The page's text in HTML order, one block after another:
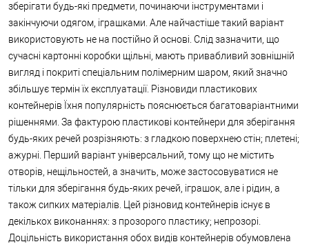
зберігати будь-які предмети, починаючи інструментами і
закінчуючи одягом, іграшками. Але найчастіше такий варіант
використовують не на постійно й основі. Слід зазначити, що
сучасні картонні коробки щільні, мають привабливий зовнішній
вигляд і покриті спеціальним полімерним шаром, який значно
збільшує термін їх експлуатації. Різновиди пластикових
контейнерів Їхня популярність пояснюється багатоваріантними
рішеннями. За фактурою пластикові контейнери для зберігання
будь-яких речей розрізняють: з гладкою поверхнею стін; плетені;
ажурні. Перший варіант універсальний, тому що не містить
отворів, нещільностей, а значить, може застосовуватися не
тільки для зберігання будь-яких речей, іграшок, але і рідин, а
також сипких матеріалів. Цей різновид контейнерів існує в
декількох виконаннях: з прозорого пластику; непрозорі.
Доцільність використання обох видів контейнерів обумовлена